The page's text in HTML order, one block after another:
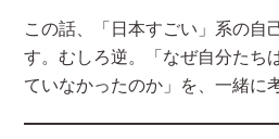
この話、「日本すごい」系の自
す。むしろ逆。「なぜ自分たち
ていなかったのか」を、一緒に